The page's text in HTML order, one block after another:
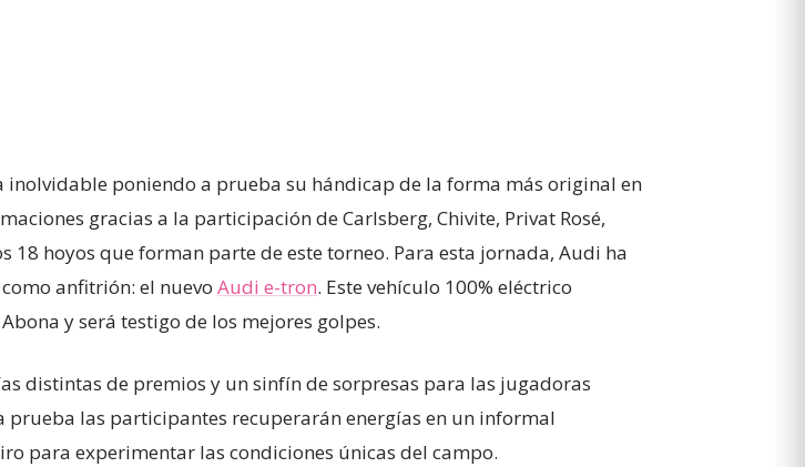
poniendo a prueba su hándicap de la forma más original en
gracias a la participación de Carlsberg, Chivite, Privat Rosé,
18 hoyos que forman parte de este torneo. Para esta jornada, Audi ha
anfitrión: el nuevo Audi e-tron. Este vehículo 100% eléctrico
y será testigo de los mejores golpes.
distintas de premios y un sinfín de sorpresas para las jugadoras
prueba las participantes recuperarán energías en un informal
para experimentar las condiciones únicas del campo.